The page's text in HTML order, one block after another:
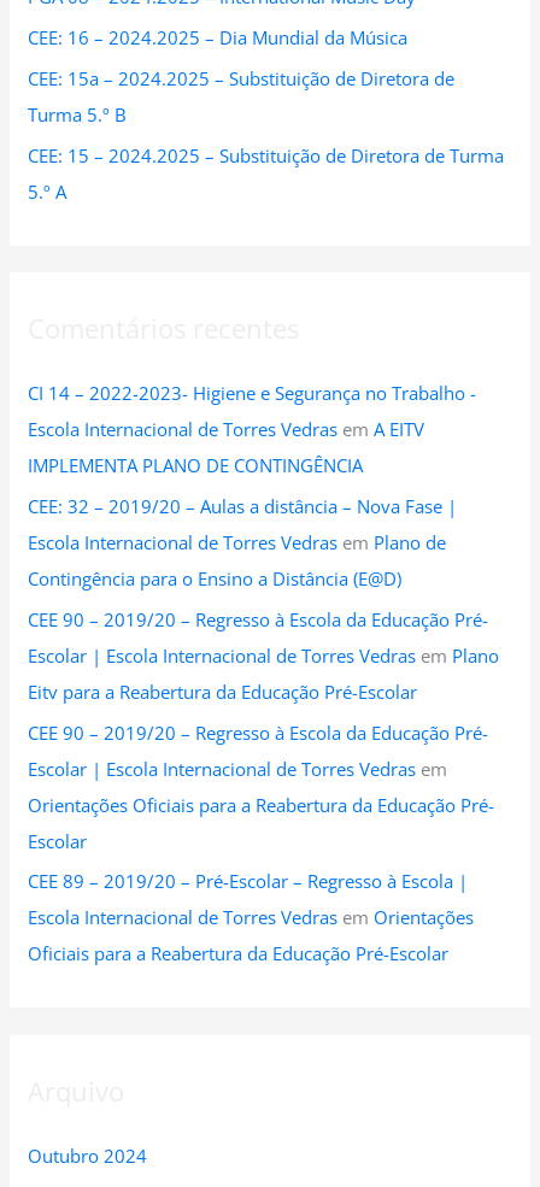
:CEE: 16 – 2024.2025 – Dia Mundial da Música
CEE: 15a – 2024.2025 – Substituição de Diretora de
Turma 5.º B
CEE: 15 – 2024.2025 – Substituição de Diretora de Turma
5.º A
CI 14 – 2022-2023- Higiene e Segurança no Trabalho -
Escola Internacional de Torres Vedras emA EITV
IMPLEMENTA PLANO DE CONTINGÊNCIA
CEE: 32 – 2019/20 – Aulas a distância – Nova Fase |
Escola Internacional de Torres Vedras em Plano de
Contingência para o Ensino a Distância (E@D)
CEE 90 – 2019/20 – Regresso à Escola da Educação Pré-
Escolar | Escola Internacional de Torres Vedras em Plano
Eitv para a Reabertura da Educação Pré-Escolar
CEE 90 – 2019/20 – Regresso à Escola da Educação Pré-
Escolar | Escola Internacional de Torres Vedras em
Orientações Oficiais para a Reabertura da Educação Pré-
Escolar
CEE 89 – 2019/20 – Pré-Escolar – Regresso à Escola |
Escola Internacional de Torres Vedras em Orientações
Oficiais para a Reabertura da Educação Pré-Escolar
Outubro 2024